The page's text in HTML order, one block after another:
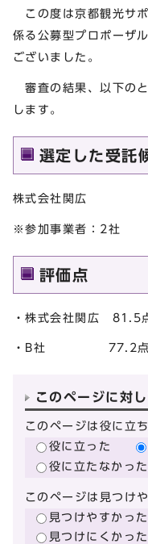
この度は京都観光サ
係る公募型プロポーザ
ございました。
審査の結果、以下の
します。
選定した受託
株式会社関広
※参加事業者：2社
評価点
・株式会社関広 81.5
・B社 77.2点
このページに対
このページは役に立
役に立った
役に立たなかった
このページは見つけ
見つけやすかった
見つけにくかった